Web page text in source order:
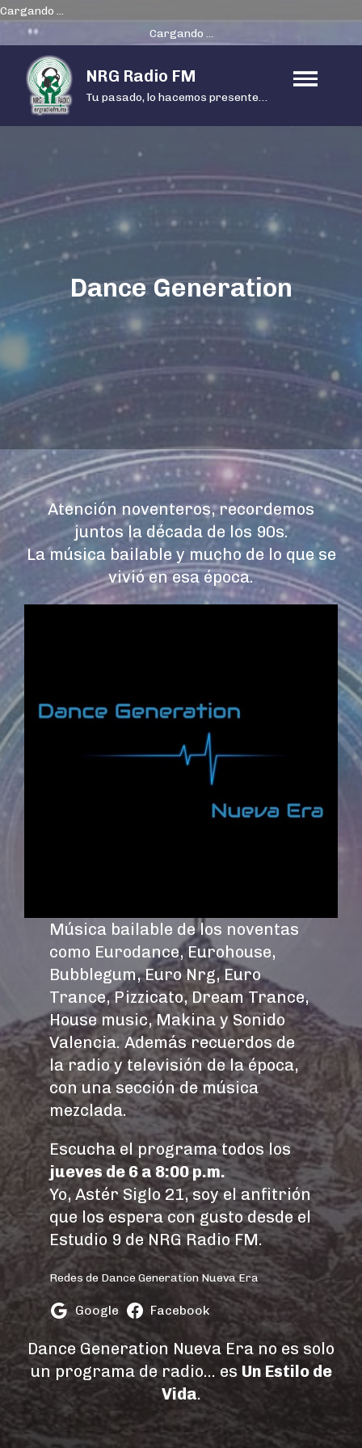
Cargando ...
Cargando ...
content
NRG Radio FM
Tu pasado, lo hacemos presente…
Dance Generation
Atención noventeros, recordemos
juntos la década de los 90s.
La música bailable y mucho de lo que se
vivió en esa época.
Música bailable de los noventas
como Eurodance, Eurohouse,
Bubblegum, Euro Nrg, Euro
Trance, Pizzicato, Dream Trance,
House music, Makina y Sonido
Valencia. Además recuerdos de
la radio y televisión de la época,
con una sección de música
mezclada.
Escucha el programa todos los
jueves de 6 a 8:00 p.m.
Yo, Astér Siglo 21, soy el anfitrión
que los espera con gusto desde el
Estudio 9 de NRG Radio FM.
Redes de Dance Generation Nueva Era
Google Facebook
Dance Generation Nueva Era no es solo
un programa de radio… es Un Estilo de
Vida.